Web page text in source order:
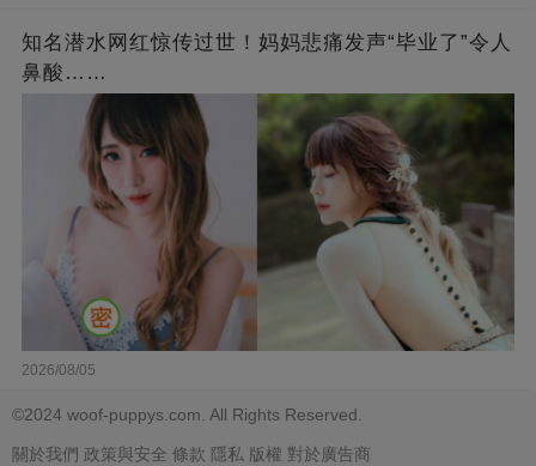
知名潜水网红惊传过世！妈妈悲痛发声“毕业了”令人
鼻酸……
2026/08/05
©2024 woof-puppys.com. All Rights Reserved.
關於我們 政策與安全 條款 隱私 版權 對於廣告商